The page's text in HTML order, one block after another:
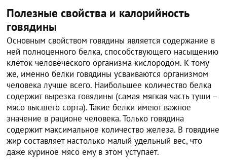
Полезные свойства и калорийность
говядины
Основным свойством говядины является содержание в
ней полноценного белка, способствующего насыщению
клеток человеческого организма кислородом. К тому
же, именно белки говядины усваиваются организмом
человека лучше всего. Наибольшее количество белка
содержит вырезка говядины (самая мягкая часть туши –
мясо высшего сорта). Такие белки имеют важное
значение в рационе человека. Только говядина
содержит максимальное количество железа. В говядине
жир составляет настолько малый удельный вес, что
даже куриное мясо ему в этом уступает.